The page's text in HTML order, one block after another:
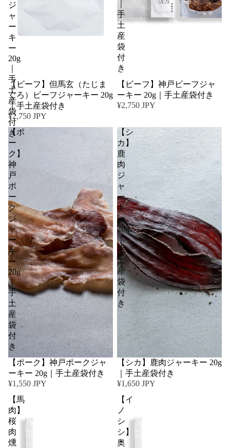
ジ
ャ
ー
キ
ー
20g
手
土
産
袋
付
き
【ビーフ】但馬玄（たじま
ぐろ）ビーフジャーキー 20g
｜手土産袋付き
¥2,750 JPY
手
土
産
袋
付
き
【ビーフ】神戸ビーフジャ
ーキー 20g｜手土産袋付き
¥2,750 JPY
【ポ
ー
ク】
神
戸
ポ
ー
ク
ジ
ャ
ー
キ
ー
20g
｜
手
土
産
袋
付
き
【ポーク】神戸ポークジャ
ーキー 20g｜手土産袋付き
¥1,550 JPY
【シ
カ】
鹿
肉
ジ
ャ
ー
キ
ー
20g
｜
手
土
産
袋
付
き
【シカ】鹿肉ジャーキー 20g
｜手土産袋付き
¥1,650 JPY
【馬
肉】
桜
肉
燻
【イ
ノ
シ
シ】
奥